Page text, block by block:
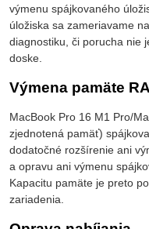
výmenu spájkovaného
úložiska sa zameriavame
diagnostiku, či porucha nie
doske.
Výmena pamäte
MacBook Pro 16 M1 Pro/
zjednotená pamäť)
dodatočné rozšírenie ani
a opravu ani výmenu
Kapacitu pamäte je preto
zariadenia.